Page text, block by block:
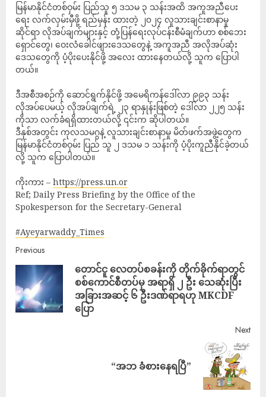
မြန်မာနိုင်ငံတစ်ဝှမ်း ပြည်သူ ၅ ဒသမ ၃ သန်းအထိ အကူအညီပေး
ရေး လက်လှမ်းမှီဖို့ ရည်မှန်း ထားတဲ့ ၂၀၂၄ လူသားချင်းစာနာမှု
ဆိုင်ရာ လိုအပ်ချက်များနှင့် တုံ့ပြန်ရေးလုပ်ငန်းစီမံချက်ဟာ စစ်ဘေး
ရှောင်တွေ၊ ဝေးလံခေါင်ဖျားဒေသတွေနဲ့ အကူအညီ အလိုအပ်ဆုံး
ဒေသတွေကို ပံ့ပိုးပေးနိုင်ဖို့ အလေး ထားနေတယ်လို့ သူက ပြောပါ
တယ်။
ဒီအစီအစဉ်ကို ဆောင်ရွက်နိုင်ဖို့ အမေရိကန်ဒေါ်လာ ၉၉၃ သန်း
လိုအပ်ပေမယ့် လိုအပ်ချက်ရဲ့ ၂၃ ရာနှုန်းဖြစ်တဲ့ ဒေါ်လာ ၂၂၅ သန်း
ကိုသာ လက်ခံရရှိထားတယ်လို့ ၎င်းက ဆိုပါတယ်။
ဒီနှစ်အတွင်း ကုလသမဂ္ဂနဲ့ လူသားချင်းစာနာမှု မိတ်ဖက်အဖွဲ့တွေက
မြန်မာနိုင်ငံတစ်ဝှမ်း ပြည် သူ ၂ ဒသမ ၁ သန်းကို ပံ့ပိုးကူညီနိုင်ခဲ့တယ်
လို့ သူက ပြောပါတယ်။
ကိုးကား – https://press.un.or
Ref; Daily Press Briefing by the Office of the
Spokesperson for the Secretary-General
#Ayeyarwaddy_Times
Previous
တောင်ငူ လေတပ်စခန်းကို တိုက်ခိုက်ရာတွင်
စစ်ကောင်စီတပ်မှ အရာရှိ ၂ ဦး သေဆုံးပြီး
အခြားအဆင့် ၆ ဦးဒဏ်ရာရဟု MKCDF
ပြော
Next
“အဘ ခံစားနေရပြီ”